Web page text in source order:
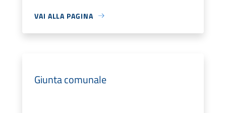
VAI ALLA PAGINA
Giunta comunale